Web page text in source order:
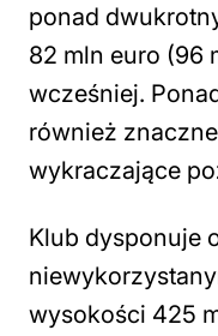
ponad
82 mln euro (96
wcześniej.
również
wykraczające
Klub dysponuje
wysokości 425